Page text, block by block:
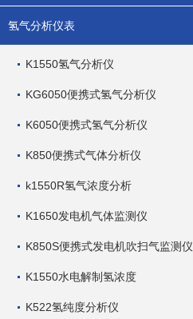
氢气分析仪表
K1550氢气分析仪
KG6050便携式氢气分析仪
K6050便携式氢气分析仪
K850便携式气体分析仪
k1550R氢气浓度分析
K1650发电机气体监测仪
K850S便携式发电机吹扫气监测仪
K1550水电解制氢浓度
K522氢纯度分析仪